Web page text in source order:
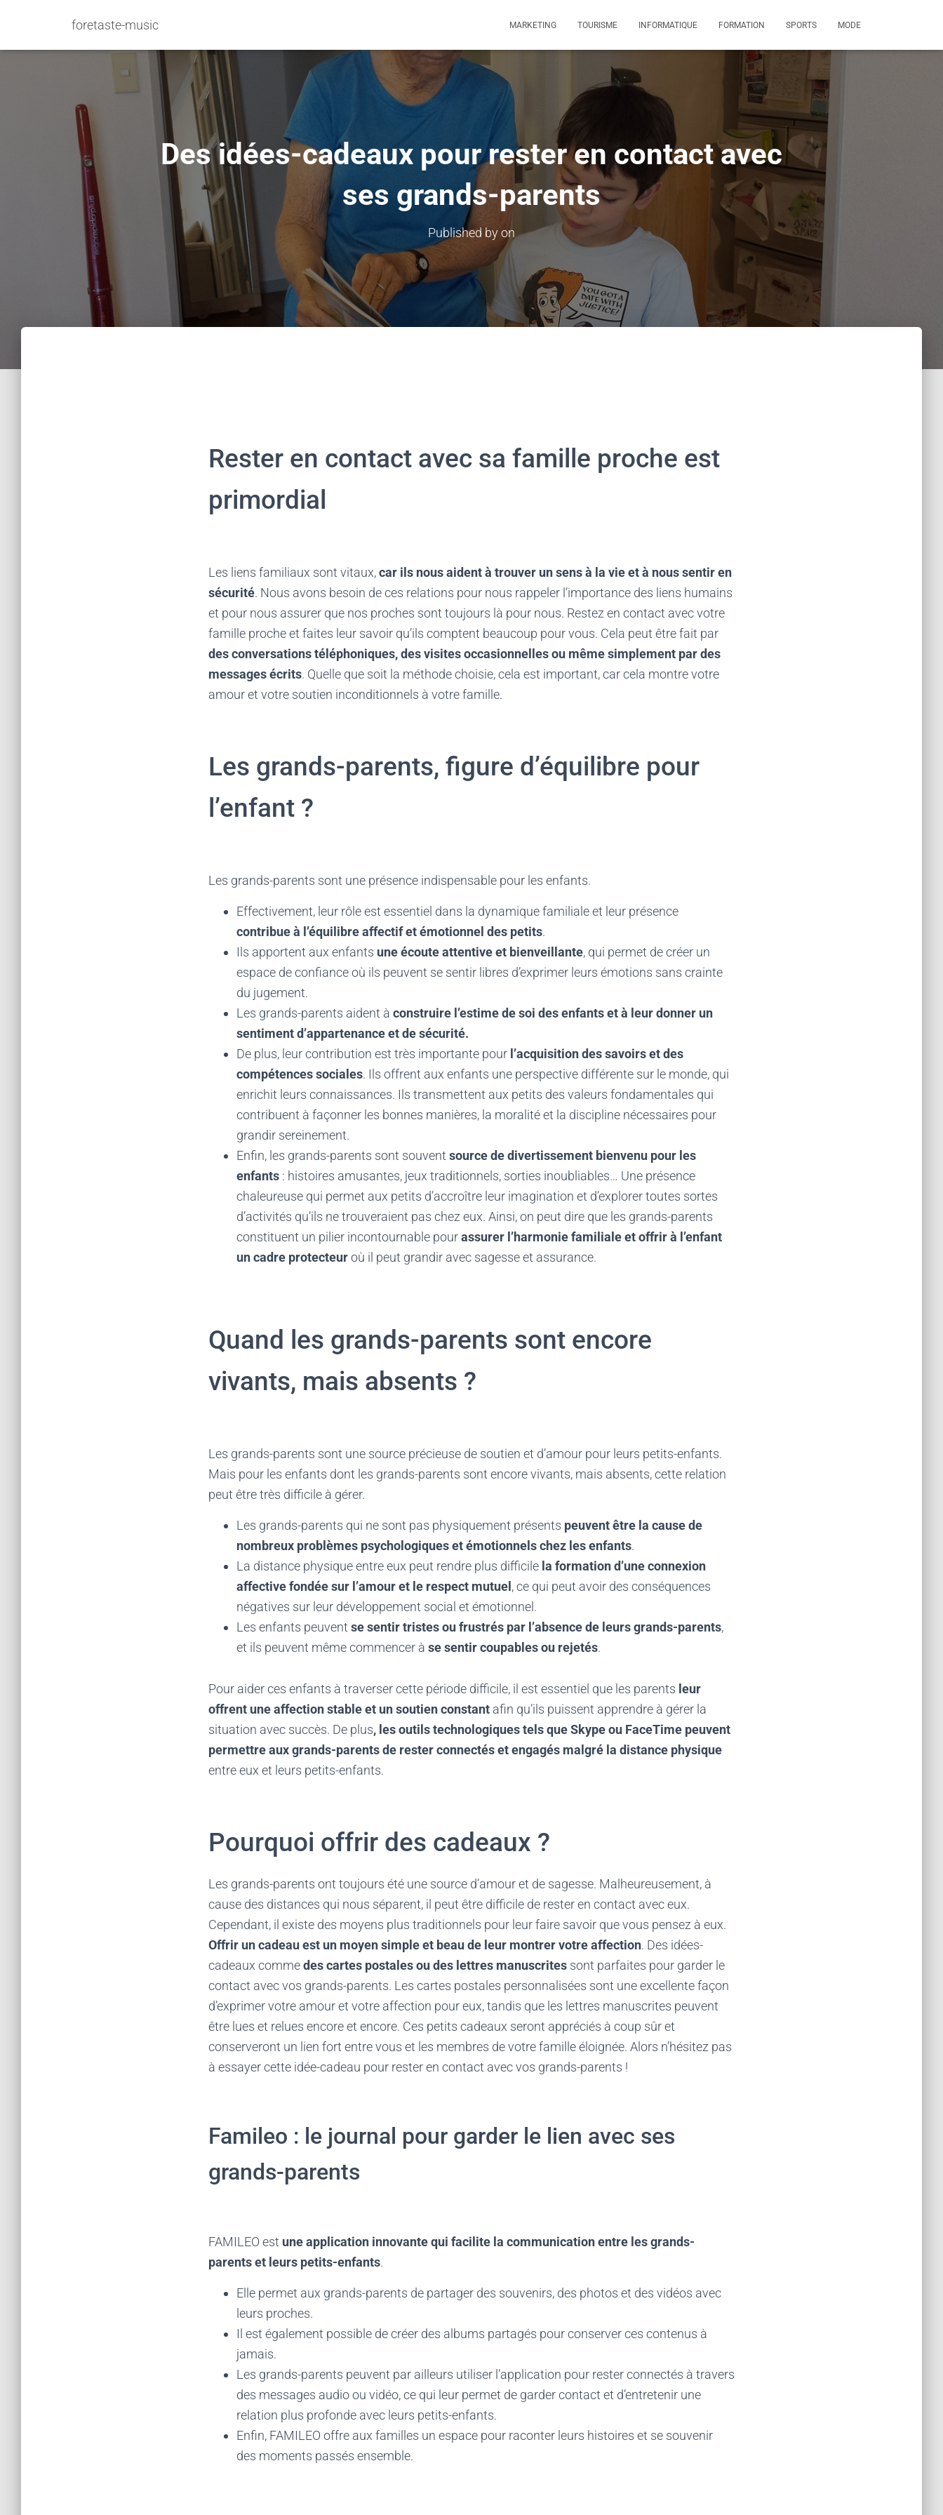
foretaste-music MARKETING TOURISME INFORMATIQUE FORMATION SPORTS MODE
Des idées-cadeaux pour rester en contact avec
ses grands-parents
Published byon
Rester en contact avec sa famille proche est
primordial
Les liens familiaux sont vitaux,car ils nous aident à trouver un sens à la vie et à nous sentir en
sécurité. Nous avons besoin de ces relations pour nous rappeler l’importance des liens humains
et pour nous assurer que nos proches sont toujours là pour nous. Restez en contact avec votre
famille proche et faites leur savoir qu’ils comptent beaucoup pour vous. Cela peut être fait par
des conversations téléphoniques, des visites occasionnelles ou même simplement par des
messages écrits. Quelle que soit la méthode choisie, cela est important, car cela montre votre
amour et votre soutien inconditionnels à votre famille.
Les grands-parents, figure d’équilibre pour
l’enfant ?
Les grands-parents sont une présence indispensable pour les enfants.
Effectivement, leur rôle est essentiel dans la dynamique familiale et leur présence
contribue à l’équilibre affectif et émotionnel des petits.
Ils apportent aux enfants une écoute attentive et bienveillante, qui permet de créer un
espace de confiance où ils peuvent se sentir libres d’exprimer leurs émotions sans crainte
du jugement.
Les grands-parents aident à construire l’estime de soi des enfants et à leur donner un
sentiment d’appartenance et de sécurité.
De plus, leur contribution est très importante pour l’acquisition des savoirs et des
compétences sociales. Ils offrent aux enfants une perspective différente sur le monde, qui
enrichit leurs connaissances. Ils transmettent aux petits des valeurs fondamentales qui
contribuent à façonner les bonnes manières, la moralité et la discipline nécessaires pour
grandir sereinement.
Enfin, les grands-parents sont souvent source de divertissement bienvenu pour les
enfants : histoires amusantes, jeux traditionnels, sorties inoubliables… Une présence
chaleureuse qui permet aux petits d’accroître leur imagination et d’explorer toutes sortes
d’activités qu’ils ne trouveraient pas chez eux. Ainsi, on peut dire que les grands-parents
constituent un pilier incontournable pourassurer l’harmonie familiale et offrir à l’enfant
un cadre protecteuroù il peut grandir avec sagesse et assurance.
Quand les grands-parents sont encore
vivants, mais absents ?
Les grands-parents sont une source précieuse de soutien et d’amour pour leurs petits-enfants.
Mais pour les enfants dont les grands-parents sont encore vivants, mais absents, cette relation
peut être très difficile à gérer.
Les grands-parents qui ne sont pas physiquement présents peuvent être la cause de
nombreux problèmes psychologiques et émotionnels chez les enfants.
La distance physique entre eux peut rendre plus difficile la formation d’une connexion
affective fondée sur l’amour et le respect mutuel , ce qui peut avoir des conséquences
négatives sur leur développement social et émotionnel.
Les enfants peuvent se sentir tristes ou frustrés par l’absence de leurs grands-parents,
et ils peuvent même commencer à se sentir coupables ou rejetés.
Pour aider ces enfants à traverser cette période difficile, il est essentiel que les parents leur
offrent une affection stable et un soutien constant afin qu’ils puissent apprendre à gérer la
situation avec succès. De plus, les outils technologiques tels que Skype ou FaceTime peuvent
permettre aux grands-parents de rester connectés et engagés malgré la distance physique
entre eux et leurs petits-enfants.
Pourquoi offrir des cadeaux ?
Les grands-parents ont toujours été une source d’amour et de sagesse. Malheureusement, à
cause des distances qui nous séparent, il peut être difficile de rester en contact avec eux.
Cependant, il existe des moyens plus traditionnels pour leur faire savoir que vous pensez à eux.
Offrir un cadeau est un moyen simple et beau de leur montrer votre affection. Des idées-
cadeaux commedes cartes postales ou des lettres manuscrites sont parfaites pour garder le
contact avec vos grands-parents. Les cartes postales personnalisées sont une excellente façon
d’exprimer votre amour et votre affection pour eux, tandis que les lettres manuscrites peuvent
être lues et relues encore et encore. Ces petits cadeaux seront appréciés à coup sûr et
conserveront un lien fort entre vous et les membres de votre famille éloignée. Alors n’hésitez pas
à essayer cette idée-cadeau pour rester en contact avec vos grands-parents !
Famileo : le journal pour garder le lien avec ses
grands-parents
FAMILEO est une application innovante qui facilite la communication entre les grands-
parents et leurs petits-enfants.
Elle permet aux grands-parents de partager des souvenirs, des photos et des vidéos avec
leurs proches.
Il est également possible de créer des albums partagés pour conserver ces contenus à
jamais.
Les grands-parents peuvent par ailleurs utiliser l’application pour rester connectés à travers
des messages audio ou vidéo, ce qui leur permet de garder contact et d’entretenir une
relation plus profonde avec leurs petits-enfants.
Enfin, FAMILEO offre aux familles un espace pour raconter leurs histoires et se souvenir
des moments passés ensemble.